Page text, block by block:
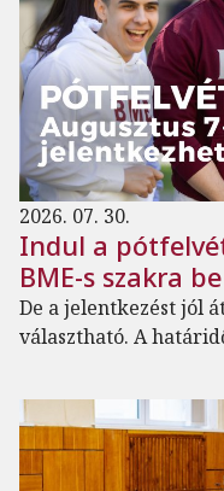
2026. 07. 30.
Indul a
BME-s szakra
De a jelentkezést jól
választható. A